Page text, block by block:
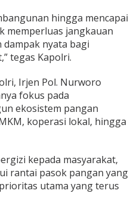
hingga mencapai
memperluas jangkauan
nyata bagi
tegas Kapolri.
Irjen Pol. Nurworo
fokus pada
ekosistem pangan
koperasi lokal, hingga
kepada masyarakat,
rantai pasok pangan yang
utama yang terus